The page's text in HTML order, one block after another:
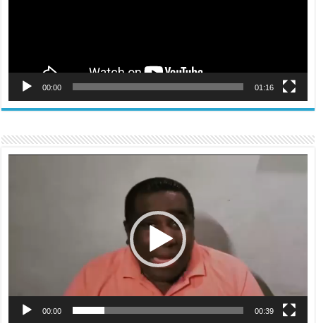
00:00 01:16
Reproductor
00:00 00:39